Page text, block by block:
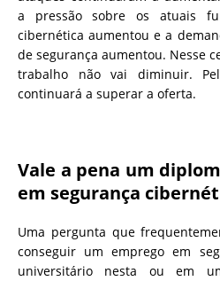
a pressão sobre os atuais
cibernética aumentou e a
de segurança aumentou. Nesse
trabalho não vai diminuir.
continuará a superar a oferta.
Vale a pena um
em segurança
Uma pergunta que
conseguir um emprego em
universitário nesta ou em